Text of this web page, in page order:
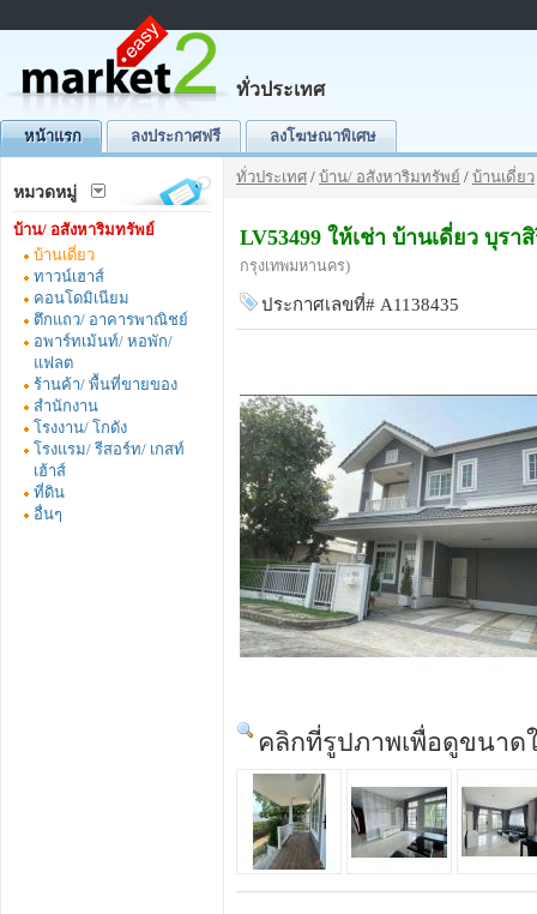
ทั่วประเทศ
หน้าแรก ลงประกาศฟรี ลงโฆษณาพิเศษ
หมวดหมู่
บ้าน/ อสังหาริมทรัพย์
บ้านเดี่ยว
ทาวน์เฮาส์
คอนโดมิเนียม
ตึกแถว/ อาคารพาณิชย์
อพาร์ทเม้นท์/ หอพัก/
แฟลต
ร้านค้า/ พื้นที่ขายของ
สำนักงาน
โรงงาน/ โกดัง
โรงแรม/ รีสอร์ท/ เกสท์
เฮ้าส์
ที่ดิน
อื่นๆ
ทั่วประเทศ / บ้าน/ อสังหาริมทรัพย์ / บ้านเดี่ยว
LV53499 ให้เช่า บ้านเดี่ยว บุร
กรุงเทพมหานคร)
ประกาศเลขที่# A1138435
คลิกที่รูปภาพเพื่อดูขนาด